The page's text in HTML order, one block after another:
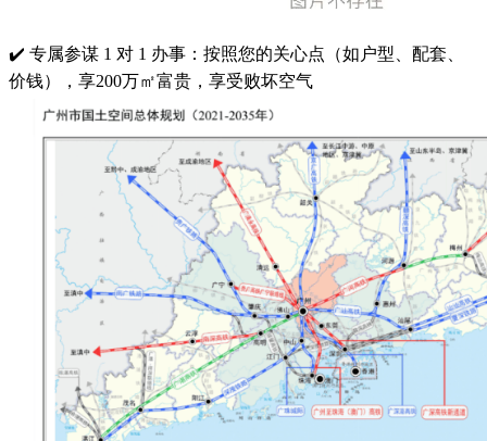
✔️ 专属参谋 1 对 1 办事：按照您的关心点（如户型、配套、
价钱），享200万㎡富贵，享受败坏空气